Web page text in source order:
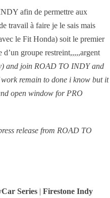
afin de permettre aux
travail à faire je le sais mais
le Fit Honda) soit le premier
groupe restreint,,,,,argent
and join ROAD TO INDY and
remain to done i know but it
open window for PRO
release from ROAD TO
Series | Firestone Indy